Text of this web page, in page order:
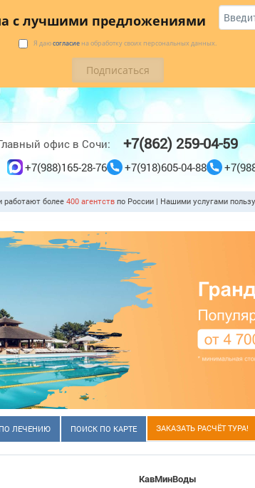
с лучшими предложениями
Я даюсогласие на обработку своих персональных данных.
офис в Сочи: +7(862) 259-04-59
+7(988)165-28-76 +7(918)605-04-88
работают более 400 агентств по России | Нашими услугами
ЛЕЧЕНИЮ ПОИСК ПО КАРТЕ ЗАКАЗАТЬ РАСЧЁТ ТУРА!
КавМинВоды